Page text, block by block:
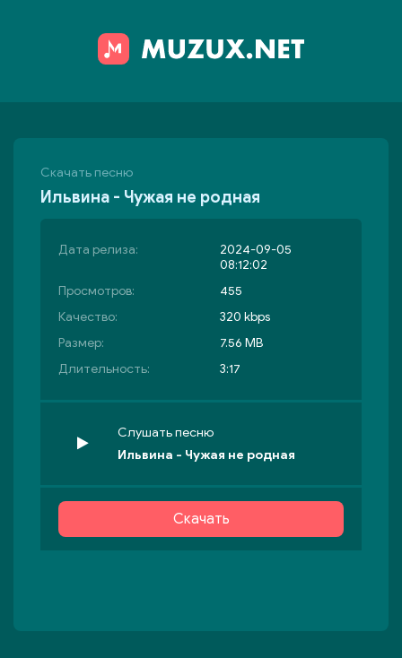
Скачать песню
Ильвина - Чужая не родная
Дата релиза:
2024-09-05
08:12:02
Просмотров:
455
Качество:
320 kbps
Размер:
7.56 MB
Длительность:
3:17
Слушать песню
Ильвина - Чужая не родная
Скачать